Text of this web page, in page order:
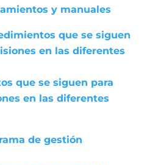
y manuales
que se siguen
en las diferentes
que se siguen para
en las diferentes
de gestión